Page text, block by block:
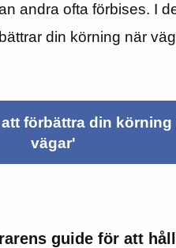
andra ofta förbises. I
din körning när
förbättra din körning
vägar'
guide för att